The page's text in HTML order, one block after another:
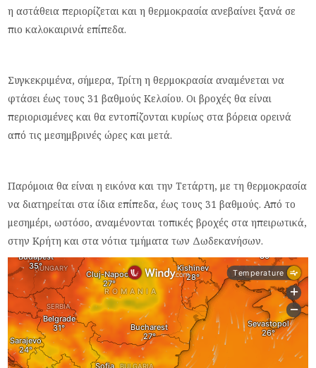
η αστάθεια περιορίζεται και η θερμοκρασία ανεβαίνει ξανά σε
πιο καλοκαιρινά επίπεδα.
Συγκεκριμένα, σήμερα, Τρίτη η θερμοκρασία αναμένεται να
φτάσει έως τους 31 βαθμούς Κελσίου. Οι βροχές θα είναι
περιορισμένες και θα εντοπίζονται κυρίως στα βόρεια ορεινά
από τις μεσημβρινές ώρες και μετά.
Παρόμοια θα είναι η εικόνα και την Τετάρτη, με τη θερμοκρασία
να διατηρείται στα ίδια επίπεδα, έως τους 31 βαθμούς. Από το
μεσημέρι, ωστόσο, αναμένονται τοπικές βροχές στα ηπειρωτικά,
στην Κρήτη και στα νότια τμήματα των Δωδεκανήσων.